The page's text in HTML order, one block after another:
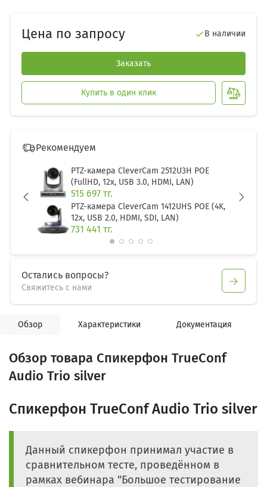
Цена по запросу В наличии
Заказать
Купить в один клик
Рекомендуем
PTZ-камера CleverCam 2512U3H POE
(FullHD, 12x, USB 3.0, HDMI, LAN)
515 697 тг.
PTZ-камера CleverCam 1412UHS POE (4K,
12x, USB 2.0, HDMI, SDI, LAN)
731 441 тг.
Остались вопросы?
Свяжитесь с нами
Обзор Характеристики Документация
Обзор товара Спикерфон TrueConf
Audio Trio silver
Спикерфон TrueConf Audio Trio silver
Данный спикерфон принимал участие в
сравнительном тесте, проведённом в
рамках вебинара "Большое тестирование